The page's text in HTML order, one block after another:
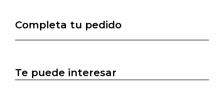
Completa tu pedido
Te puede interesar